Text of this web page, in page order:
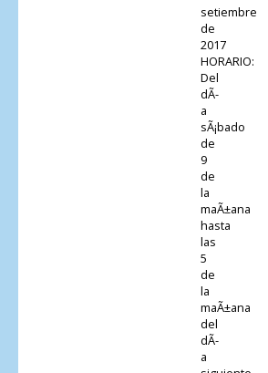
setiembre
de
2017
HORARIO:
Del
dÃ­
a
sÃ¡bado
de
9
de
la
maÃ±ana
hasta
las
5
de
la
maÃ±ana
del
dÃ­
a